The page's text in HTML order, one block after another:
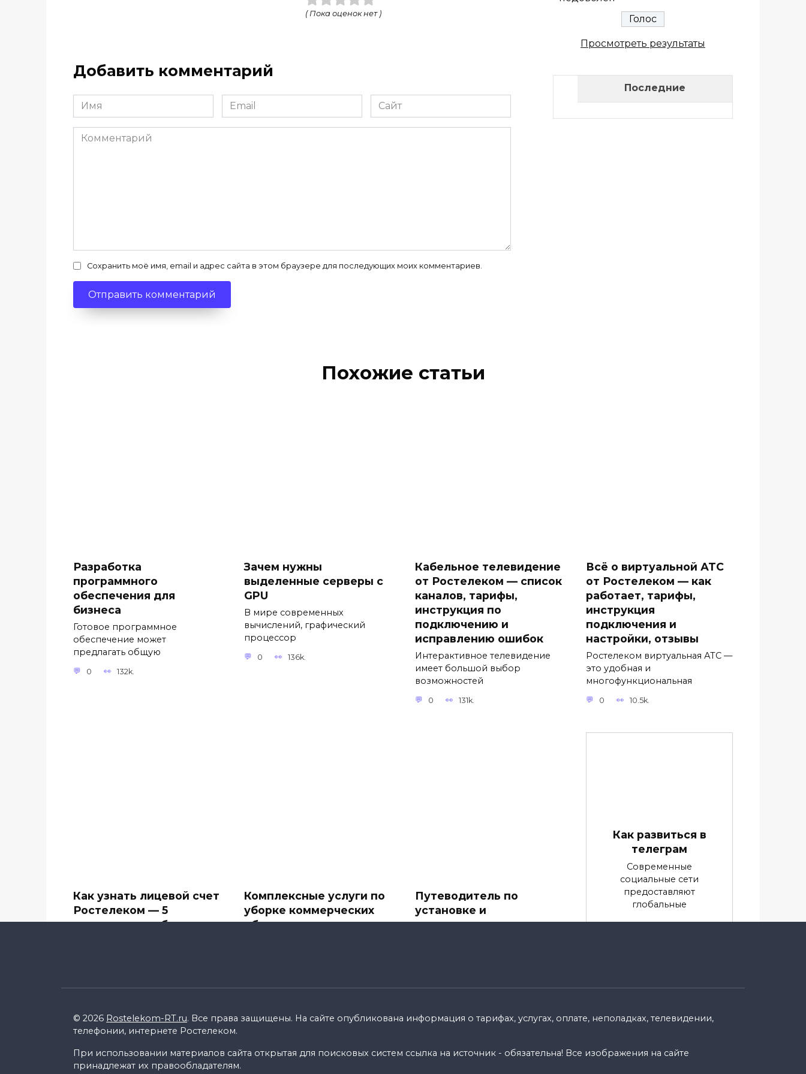
( Пока оценок нет )
Добавить комментарий
Имя
*
Email
*
Сайт
Комментарий
Сохранить моё имя, email и адрес сайта в этом браузере для последующих моих комментариев.
Просмотреть результаты
Последние
Похожие статьи
Разработка
программного
обеспечения для
бизнеса
Готовое программное
обеспечение может
предлагать общую
0 132k.
Зачем нужны
выделенные серверы с
GPU
В мире современных
вычислений, графический
процессор
0 136k.
Кабельное телевидение
от Ростелеком — список
каналов, тарифы,
инструкция по
подключению и
исправлению ошибок
Интерактивное телевидение
имеет большой выбор
возможностей
0 131k.
Всё о виртуальной АТС
от Ростелеком — как
работает, тарифы,
инструкция
подключения и
настройки, отзывы
Ростелеком виртуальная АТС —
это удобная и
многофункциональная
0 10.5k.
Как узнать лицевой счет
Ростелеком — 5
простых способов
0 15.4k.
Комплексные услуги по
уборке коммерческих
объектов
Путеводитель по
установке и
подключению
В современное
Как развиться в
телеграм
Современные
социальные сети
предоставляют
глобальные
© 2026 Rostelekom-RT.ru. Все права защищены. На сайте опубликована информация о тарифах, услугах, оплате, неполадках, телевидении,
телефонии, интернете Ростелеком.
При использовании материалов сайта открытая для поисковых систем ссылка на источник - обязательна! Все изображения на сайте
принадлежат их правообладателям.